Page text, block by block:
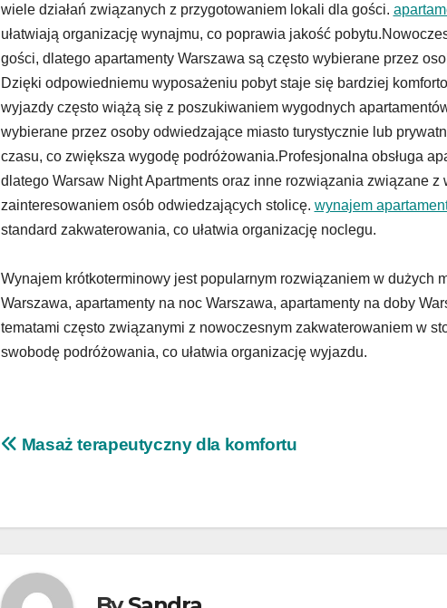
wiele działań związanych z przygotowaniem lokali dla gości.
ułatwiają organizację wynajmu, co poprawia jakość
gości, dlatego apartamenty Warszawa są często wybierane przez
Dzięki odpowiedniemu wyposażeniu pobyt staje się bardziej
wyjazdy często wiążą się z poszukiwaniem wygodnych
wybierane przez osoby odwiedzające miasto turystycznie lub
czasu, co zwiększa wygodę podróżowania.Profesjonalna obsługa
dlatego Warsaw Night Apartments oraz inne rozwiązania związane
zainteresowaniem osób odwiedzających stolicę. wynajem
standard zakwaterowania, co ułatwia organizację noclegu.
Wynajem krótkoterminowy jest popularnym rozwiązaniem w dużych
Warszawa, apartamenty na noc Warszawa, apartamenty na doby
tematami często związanymi z nowoczesnym zakwaterowaniem w
swobodę podróżowania, co ułatwia organizację wyjazdu.
Nawigacja
Masaż terapeutyczny dla komfortu